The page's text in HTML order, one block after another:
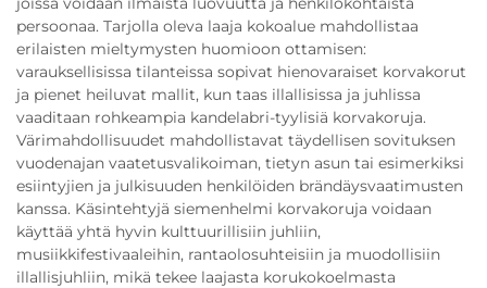
persoonaa. Tarjolla oleva laaja kokoalue mahdollistaa
erilaisten mieltymysten huomioon ottamisen:
varauksellisissa tilanteissa sopivat hienovaraiset korvakorut
ja pienet heiluvat mallit, kun taas illallisissa ja juhlissa
vaaditaan rohkeampia kandelabri-tyylisiä korvakoruja.
Värimahdollisuudet mahdollistavat täydellisen sovituksen
vuodenajan vaatetusvalikoiman, tietyn asun tai esimerkiksi
esiintyjien ja julkisuuden henkilöiden brändäysvaatimusten
kanssa. Käsintehtyjä siemenhelmi korvakoruja voidaan
käyttää yhtä hyvin kulttuurillisiin juhliin,
musiikkifestivaaleihin, rantaolosuhteisiin ja muodollisiin
illallisjuhliin, mikä tekee laajasta korukokoelmasta